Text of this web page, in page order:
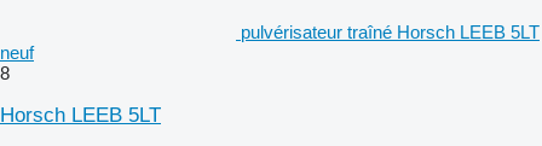
pulvérisateur traîné Horsch LEEB 5LT
neuf
8
Horsch LEEB 5LT